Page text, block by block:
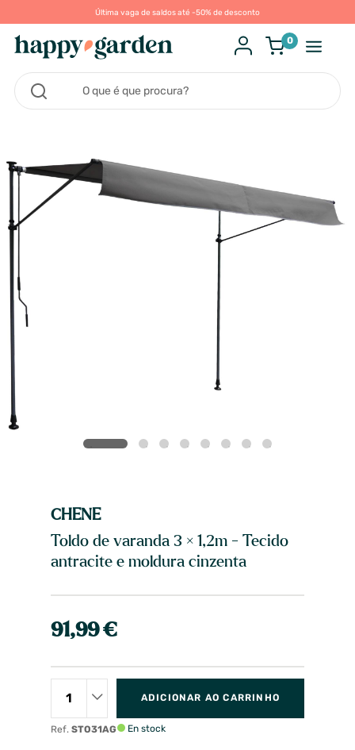
Última vaga de saldos até -50% de desconto
0
CHENE
Toldo de varanda 3 × 1,2m - Tecido
antracite e moldura cinzenta
91,99 €
Ref. STO31AG
ADICIONAR AO CARRINHO
En stock